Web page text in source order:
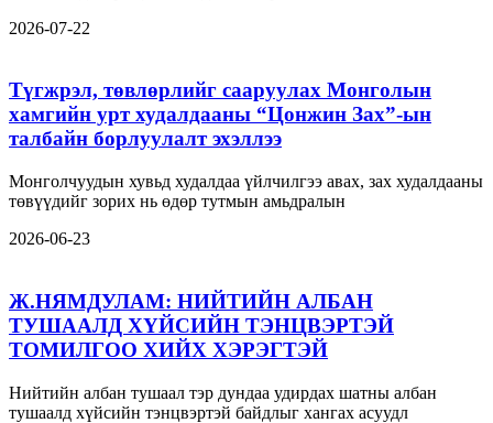
2026-07-22
Түгжрэл, төвлөрлийг сааруулах Монголын
хамгийн урт худалдааны “Цонжин Зах”-ын
талбайн борлуулалт эхэллээ
Монголчуудын хувьд худалдаа үйлчилгээ авах, зах худалдааны
төвүүдийг зорих нь өдөр тутмын амьдралын
2026-06-23
Ж.НЯМДУЛАМ: НИЙТИЙН АЛБАН
ТУШААЛД ХҮЙСИЙН ТЭНЦВЭРТЭЙ
ТОМИЛГОО ХИЙХ ХЭРЭГТЭЙ
Нийтийн албан тушаал тэр дундаа удирдах шатны албан
тушаалд хүйсийн тэнцвэртэй байдлыг хангах асуудл